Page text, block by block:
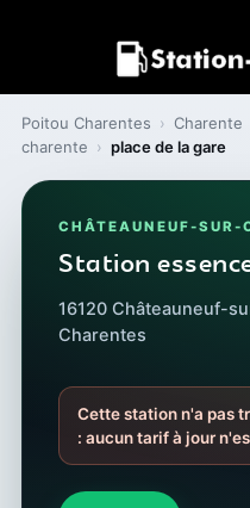
Poitou Charentes › Charente
charente › place de la gare
CHÂTEAUNEUF-SUR-
Station
16120 Châteauneuf-
Charentes
Cette station n'a pas
: aucun tarif à jour